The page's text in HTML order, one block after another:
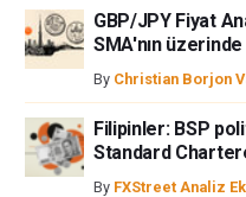
GBP/JPY Fiyat
SMA'nın
By Christian Borjon
Filipinler: BSP
Standard
By FXStreet Analiz